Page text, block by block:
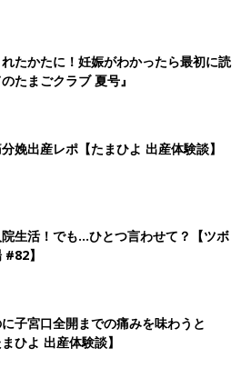
たかたに！妊娠がわかったら最初に読
たまごクラブ 夏号』
娩出産レポ【たまひよ 出産体験談】
生活！でも…ひとつ言わせて？【ツボ
】
子宮口全開までの痛みを味わうと
ひよ 出産体験談】